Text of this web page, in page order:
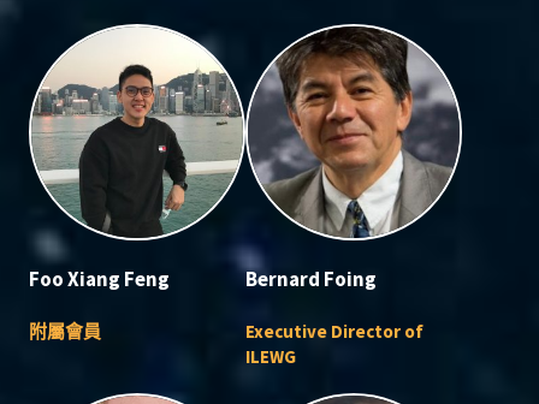
Foo Xiang Feng
附屬會員
Bernard Foing
Executive Director of
ILEWG